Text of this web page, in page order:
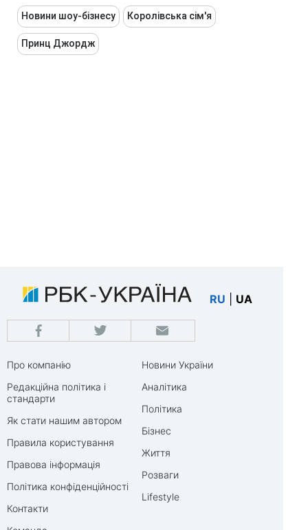
Новини шоу-бізнесу Королівська сім'я
Принц Джордж
RU UA
Про компанію
Редакційна політика і
стандарти
Як стати нашим автором
Правила користування
Правова інформація
Політика конфіденційності
Контакти
Новини України
Аналітика
Політика
Бізнес
Життя
Розваги
Lifestyle